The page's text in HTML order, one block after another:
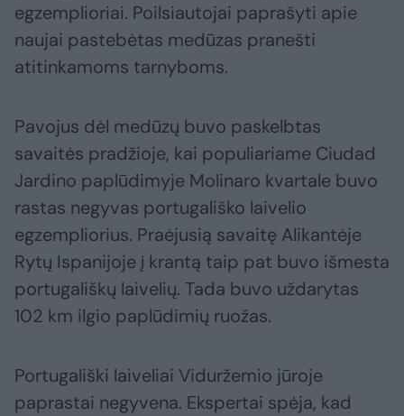
egzemplioriai. Poilsiautojai paprašyti apie
naujai pastebėtas medūzas pranešti
atitinkamoms tarnyboms.
Pavojus dėl medūzų buvo paskelbtas
savaitės pradžioje, kai populiariame Ciudad
Jardino paplūdimyje Molinaro kvartale buvo
rastas negyvas portugališko laivelio
egzempliorius. Praėjusią savaitę Alikantėje
Rytų Ispanijoje į krantą taip pat buvo išmesta
portugališkų laivelių. Tada buvo uždarytas
102 km ilgio paplūdimių ruožas.
Portugališki laiveliai Viduržemio jūroje
paprastai negyvena. Ekspertai spėja, kad